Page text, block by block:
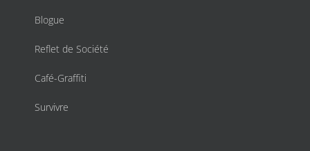
Blogue
Reflet de Société
Café-Graffiti
Survivre